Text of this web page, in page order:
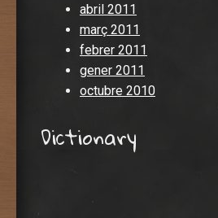
abril 2011
març 2011
febrer 2011
gener 2011
octubre 2010
Dictionary